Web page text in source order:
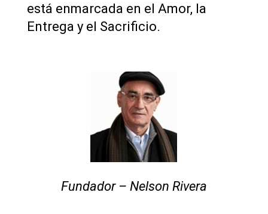
está enmarcada en el Amor, la
Entrega y el Sacrificio.
Fundador – Nelson Rivera